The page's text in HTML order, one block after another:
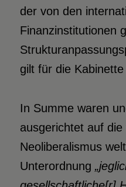
der von den
Finanzinstitutionen
gilt für die
In Summe waren
ausgerichtet auf die
Neoliberalismus
Unterordnung